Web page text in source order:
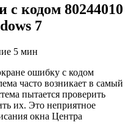
кодом 80244010
7
5 мин
ошибку с кодом
часто возникает в самый
пытается проверить
их. Это неприятное
окна Центра